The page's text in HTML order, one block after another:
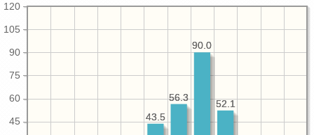
45
60
75
90
105
120
52.1
90.0
56.3
43.5
52.1
90.0
56.3
43.5